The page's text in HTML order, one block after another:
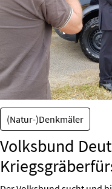
(Natur-)Denkmäler
Volksbund